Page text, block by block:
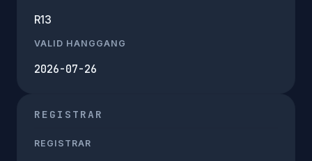
R13
VALID HANGGANG
2026-07-26
REGISTRAR
REGISTRAR